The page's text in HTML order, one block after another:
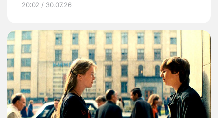
20:02 / 30.07.26